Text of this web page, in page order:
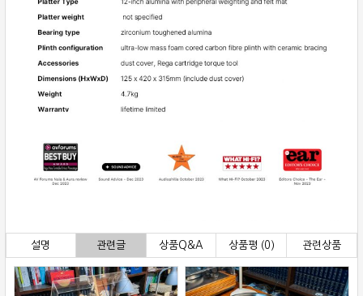
설명 관련글 상품Q&A 상품평 (0) 관련상품